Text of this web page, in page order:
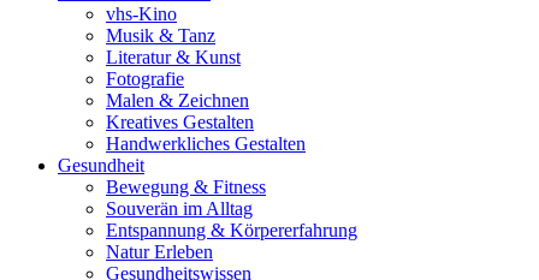
vhs-Kino
Musik & Tanz
Literatur & Kunst
Fotografie
Malen & Zeichnen
Kreatives Gestalten
Handwerkliches Gestalten
Gesundheit
Bewegung & Fitness
Souverän im Alltag
Entspannung & Körpererfahrung
Natur Erleben
Gesundheitswissen